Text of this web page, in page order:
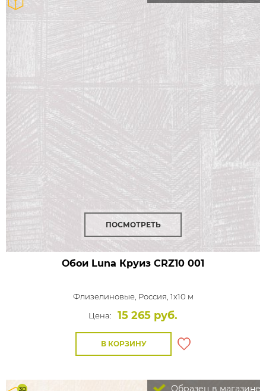
ПОСМОТРЕТЬ
Обои Luna Круиз CRZ10 001
Флизелиновые, Россия, 1x10 м
Цена:
15 265 руб.
В КОРЗИНУ
Образец в магазине